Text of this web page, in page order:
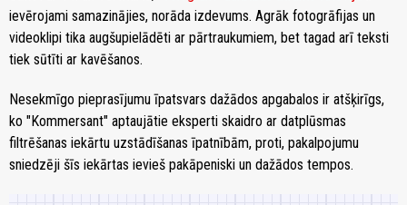
ievērojami samazinājies, norāda izdevums. Agrāk fotogrāfijas un
videoklipi tika augšupielādēti ar pārtraukumiem, bet tagad arī teksti
tiek sūtīti ar kavēšanos.
Nesekmīgo pieprasījumu īpatsvars dažādos apgabalos ir atšķirīgs,
ko "Kommersant" aptaujātie eksperti skaidro ar datplūsmas
filtrēšanas iekārtu uzstādīšanas īpatnībām, proti, pakalpojumu
sniedzēji šīs iekārtas ievieš pakāpeniski un dažādos tempos.